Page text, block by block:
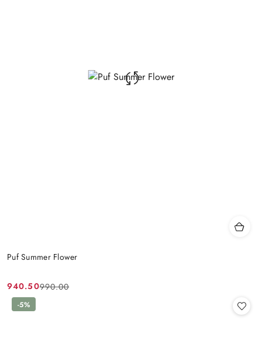
Puf Summer Flower
Cena
promocyjna:
940.50
Cena
przed
990.00
-5%